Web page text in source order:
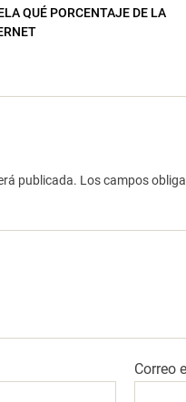
QUÉ PORCENTAJE DE LA
publicada. Los campos
Correo